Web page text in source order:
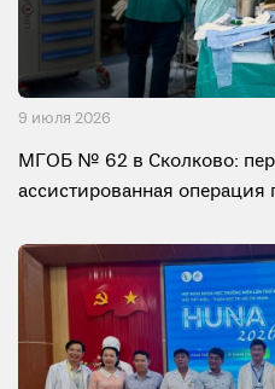
9 июля 2026
МГОБ № 62 в Сколково:
ассистированная операция